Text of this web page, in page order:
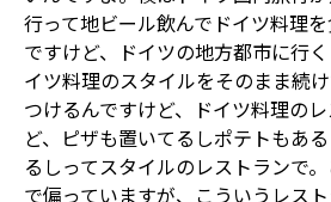
行って地ビール飲んでドイツ料理
ですけど、ドイツの地方都市に行
イツ料理のスタイルをそのまま続
つけるんですけど、ドイツ料理の
ど、ピザも置いてるしポテトもあ
るしってスタイルのレストランで
で偏っていますが、こういうレス